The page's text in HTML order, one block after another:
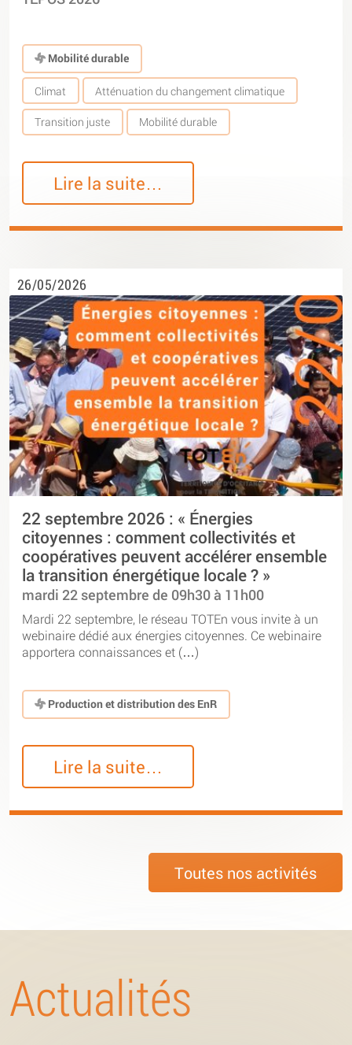
Mobilité durable
Climat Atténuation du changement climatique
Transition juste Mobilité durable
Lire la suite…
26/05/2026
22 septembre 2026 : « Énergies
citoyennes : comment collectivités et
coopératives peuvent accélérer ensemble
la transition énergétique locale ? »
mardi 22 septembre de 09h30 à 11h00
Mardi 22 septembre, le réseau TOTEn vous invite à un
webinaire dédié aux énergies citoyennes. Ce webinaire
apportera connaissances et (…)
Production et distribution des EnR
Lire la suite…
Toutes nos activités
Actualités